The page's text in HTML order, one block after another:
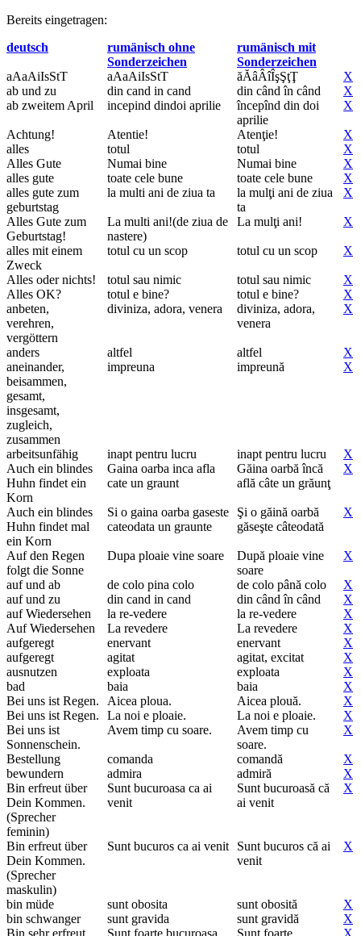
Bereits eingetragen:
deutsch
rumänisch ohne
Sonderzeichen
rumänisch mit
Sonderzeichen
aAaAiIsStT
aAaAiIsStT ăĂâÂîÎşŞţŢ
X
ab und zu
din cand in cand din când în când
X
ab zweitem April
incepind dindoi aprilie
începînd din doi
aprilie
X
Achtung! Atentie! Atenţie!
X
alles
totul totul
X
Alles Gute
Numai bine Numai bine
X
alles gute
toate cele bune toate cele bune
X
alles gute zum
geburtstag
la multi ani de ziua ta
la mulţi ani de ziua
ta
X
Alles Gute zum
Geburtstag!
La multi ani!(de ziua de
nastere)
La mulţi ani! X
alles mit einem
Zweck
totul cu un scop totul cu un scop X
Alles oder nichts! totul sau nimic totul sau nimic
X
Alles OK?
totul e bine? totul e bine?
X
anbeten,
verehren,
vergöttern
diviniza, adora, venera
diviniza, adora,
venera
X
anders altfel altfel
X
aneinander,
beisammen,
gesamt,
insgesamt,
zugleich,
zusammen
impreuna impreună X
arbeitsunfähig inapt pentru lucru inapt pentru lucru
X
Auch ein blindes
Huhn findet ein
Korn
Gaina oarba inca afla
cate un graunt
Găina oarbă încă
află câte un grăunţ
X
Auch ein blindes
Huhn findet mal
ein Korn
Si o gaina oarba gaseste
cateodata un graunte
Şi o găină oarbă
găseşte câteodată
X
Auf den Regen
folgt die Sonne
Dupa ploaie vine soare
După ploaie vine
soare
X
auf und ab de colo pina colo de colo până colo
X
auf und zu
din cand in cand din când în când
X
auf Wiedersehen
la re-vedere la re-vedere
X
Auf Wiedersehen
La revedere La revedere
X
aufgeregt
enervant enervant
X
aufgeregt
agitat agitat, excitat
X
ausnutzen
exploata exploata
X
bad
baia baia
X
Bei uns ist Regen.
Aicea ploua. Aicea plouă.
X
Bei uns ist Regen.
La noi e ploaie. La noi e ploaie.
X
Bei uns ist
Sonnenschein.
Avem timp cu soare.
Avem timp cu
soare.
X
Bestellung comanda comandă
X
bewundern
admira admiră
X
Bin erfreut über
Dein Kommen.
(Sprecher
feminin)
Sunt bucuroasa ca ai
venit
Sunt bucuroasă că
ai venit
X
Bin erfreut über
Dein Kommen.
(Sprecher
maskulin)
Sunt bucuros ca ai venit
Sunt bucuros că ai
venit
X
bin müde sunt obosita sunt obosită
X
bin schwanger
sunt gravida sunt gravidă
X